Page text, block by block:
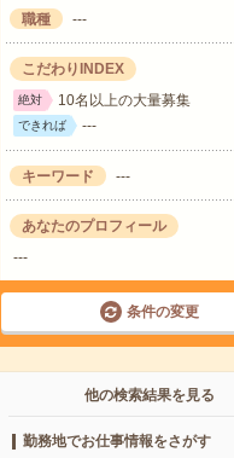
職種 ---
こだわりINDEX
絶対 10名以上の大量募集
できれば ---
キーワード ---
あなたのプロフィール
---
条件の変更
他の検索結果を見る
勤務地でお仕事情報をさがす